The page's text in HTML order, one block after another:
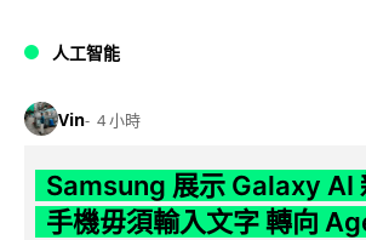
人工智能
Vin 4 小時
Samsung 展示 Galaxy AI
手機毋須輸入文字 轉向